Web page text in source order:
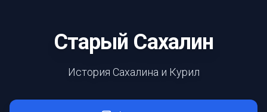
Старый Сахалин
История Сахалина и Курил